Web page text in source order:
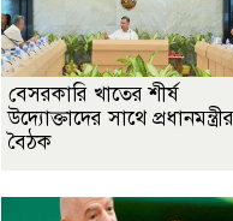
বেসরকারি খাতের শীর্ষ
উদ্যোক্তাদের সাথে প্রধানমন্ত্রীর
বৈঠক